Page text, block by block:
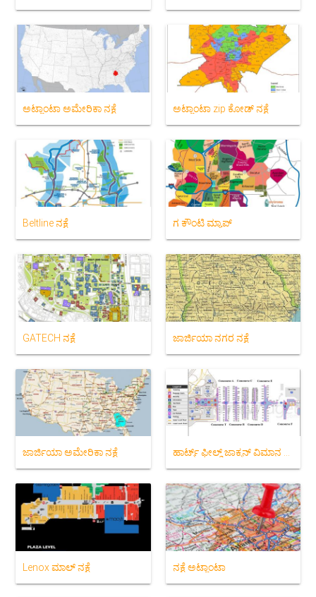
ಅಟ್ಲಾಂಟಾ ಅಮೇರಿಕಾ ನಕ್ಷೆ ಅಟ್ಲಾಂಟಾ zip ಕೋಡ್ ನಕ್ಷೆ
Beltline ನಕ್ಷೆ ಗ ಕೌಂಟಿ ಮ್ಯಾಪ್
GATECH ನಕ್ಷೆ ಜಾರ್ಜಿಯಾ ನಗರ ನಕ್ಷೆ
ಜಾರ್ಜಿಯಾ ಅಮೇರಿಕಾ ನಕ್ಷೆ
Lenox ಮಾಲ್ ನಕ್ಷೆ ನಕ್ಷೆ ಅಟ್ಲಾಂಟಾ